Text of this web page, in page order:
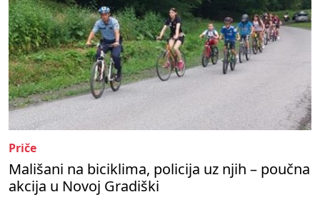
Priče
Mališani na biciklima, policija uz njih – poučna
akcija u Novoj Gradiški